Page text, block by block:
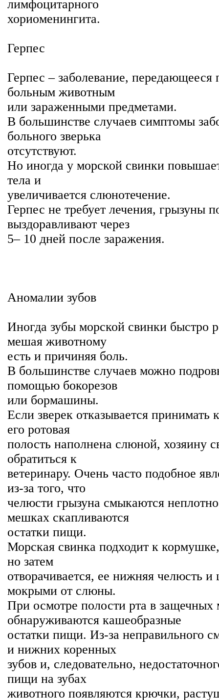
лимфоцитарного
хориоменингита.
Герпес
Герпес – заболевание, передающееся
больным животным
или зараженными предметами.
В большинстве случаев симптомы
больного зверька
отсутствуют.
Но иногда у морской свинки
тела и
увеличивается слюнотечение.
Герпес не требует лечения, грызуны
выздоравливают через
5– 10 дней после заражения.
Аномалии зубов
Иногда зубы морской свинки быстро
мешая животному
есть и причиняя боль.
В большинстве случаев можно
помощью бокорезов
или бормашины.
Если зверек отказывается принимать
его ротовая
полость наполнена слюной, хозяину
обратиться к
ветеринару. Очень часто подобное
из-за того, что
челюсти грызуна смыкаются
мешках скапливаются
остатки пищи.
Морская свинка подходит к
но затем
отворачивается, ее нижняя челюсть и
мокрыми от слюны.
При осмотре полости рта в
обнаруживаются кашеобразные
остатки пищи. Из-за неправильного
и нижних коренных
зубов и, следовательно,
пищи на зубах
животного появляются крючки,